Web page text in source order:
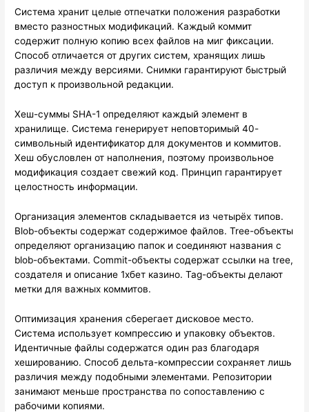
Система хранит целые отпечатки положения разработки
вместо разностных модификаций. Каждый коммит
содержит полную копию всех файлов на миг фиксации.
Способ отличается от других систем, хранящих лишь
различия между версиями. Снимки гарантируют быстрый
доступ к произвольной редакции.
Хеш-суммы SHA-1 определяют каждый элемент в
хранилище. Система генерирует неповторимый 40-
символьный идентификатор для документов и коммитов.
Хеш обусловлен от наполнения, поэтому произвольное
модификация создает свежий код. Принцип гарантирует
целостность информации.
Организация элементов складывается из четырёх типов.
Blob-объекты содержат содержимое файлов. Tree-объекты
определяют организацию папок и соединяют названия с
blob-объектами. Commit-объекты содержат ссылки на tree,
создателя и описание 1хбет казино. Tag-объекты делают
метки для важных коммитов.
Оптимизация хранения сберегает дисковое место.
Система использует компрессию и упаковку объектов.
Идентичные файлы содержатся один раз благодаря
хешированию. Способ дельта-компрессии сохраняет лишь
различия между подобными элементами. Репозитории
занимают меньше пространства по сопоставлению с
рабочими копиями.